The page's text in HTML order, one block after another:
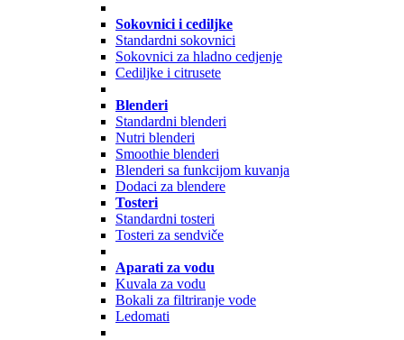
Sokovnici i cediljke
Standardni sokovnici
Sokovnici za hladno cedjenje
Cediljke i citrusete
Blenderi
Standardni blenderi
Nutri blenderi
Smoothie blenderi
Blenderi sa funkcijom kuvanja
Dodaci za blendere
Tosteri
Standardni tosteri
Tosteri za sendviče
Aparati za vodu
Kuvala za vodu
Bokali za filtriranje vode
Ledomati